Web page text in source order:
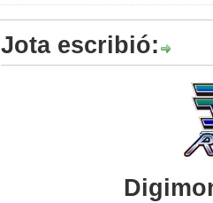
Jota escribió: